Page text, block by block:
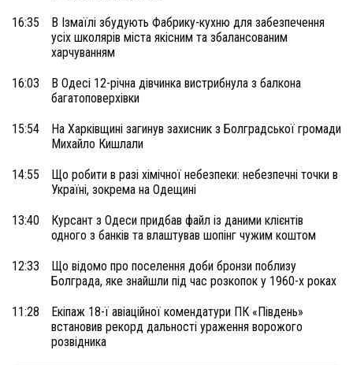
16:35
В Ізмаїлі збудують Фабрику-кухню для забезпечення
усіх школярів міста якісним та збалансованим
харчуванням
16:03
В Одесі 12-річна дівчинка вистрибнула з балкона
багатоповерхівки
15:54
На Харківщині загинув захисник з Болградської громади
Михайло Кишлали
14:55
Що робити в разі хімічної небезпеки: небезпечні точки в
Україні, зокрема на Одещині
13:40
Курсант з Одеси придбав файл із даними клієнтів
одного з банків та влаштував шопінг чужим коштом
12:33
Що відомо про поселення доби бронзи поблизу
Болграда, яке знайшли під час розкопок у 1960-х роках
11:28
Екіпаж 18-ї авіаційної комендатури ПК «Південь»
встановив рекорд дальності ураження ворожого
розвідника